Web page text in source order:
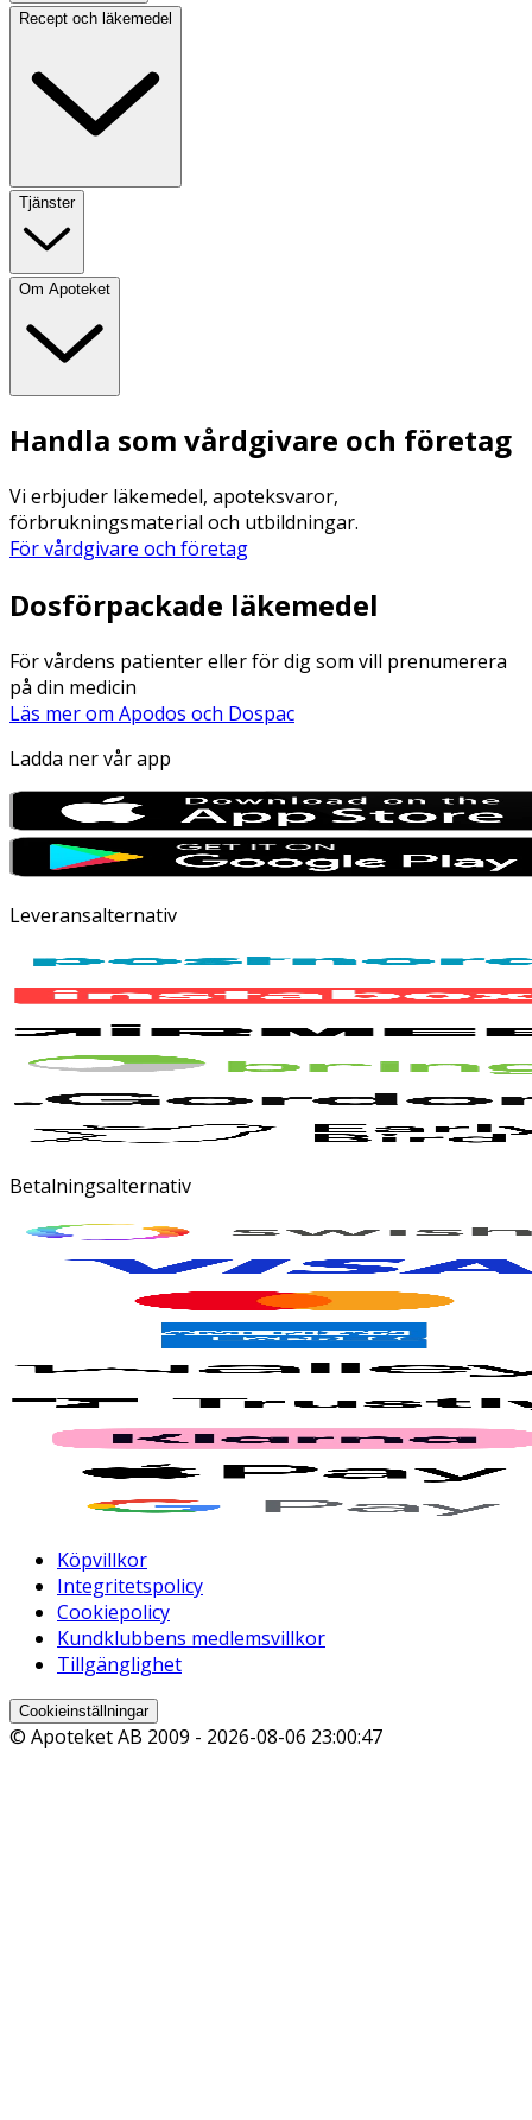
Recept och läkemedel
Tjänster
Om Apoteket
Handla som vårdgivare och företag
Vi erbjuder läkemedel, apoteksvaror,
förbrukningsmaterial och utbildningar.
För vårdgivare och företag
Dosförpackade läkemedel
För vårdens patienter eller för dig som vill prenumerera
på din medicin
Läs mer om Apodos och Dospac
Ladda ner vår app
Leveransalternativ
Betalningsalternativ
Köpvillkor
Integritetspolicy
Cookiepolicy
Kundklubbens medlemsvillkor
Tillgänglighet
Cookieinställningar
© Apoteket AB 2009 - 2026-08-06 23:00:47